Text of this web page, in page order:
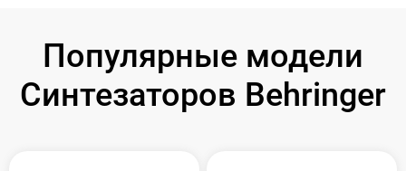
Популярные модели
Синтезаторов Behringer